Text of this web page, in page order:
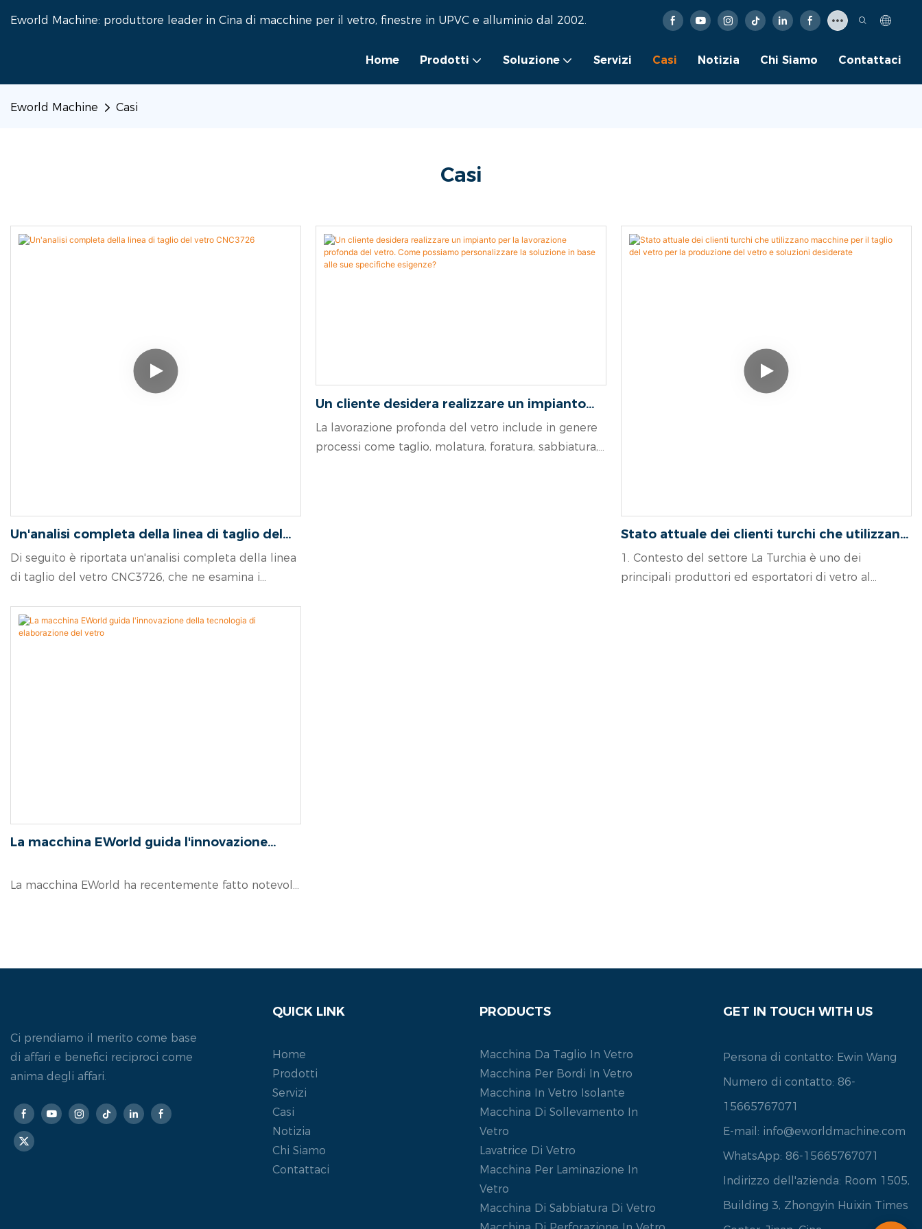
Eworld Machine: produttore leader in Cina di macchine per il vetro, finestre in UPVC e alluminio dal 2002.
Home Prodotti Soluzione Servizi Casi Notizia Chi Siamo Contattaci
Eworld Machine Casi
Casi
Un'analisi completa della linea di taglio del
vetro CNC3726
Di seguito è riportata un'analisi completa della linea
di taglio del vetro CNC3726, che ne esamina i
applicazioni nelle linee di produzione artigianale, i
benefici e il feedback dei clienti.
Un cliente desidera realizzare un impianto
per la lavorazione profonda del vetro. Come
possiamo personalizzare la soluzione in base
La lavorazione profonda del vetro include in genere
processi come taglio, molatura, foratura, sabbiatura,
Stato attuale dei clienti turchi che utilizzano
macchine per il taglio del vetro per la
produzione del vetro e soluzioni desiderate
1. Contesto del settore La Turchia è uno dei
principali produttori ed esportatori di vetro al
La macchina EWorld guida l'innovazione
La macchina EWorld ha recentemente fatto notevoli
Ci prendiamo il merito come base
di affari e benefici reciproci come
anima degli affari.
QUICK LINK
Home
Prodotti
Servizi
Casi
Notizia
Chi Siamo
Contattaci
PRODUCTS
Macchina Da Taglio In Vetro
Macchina Per Bordi In Vetro
Macchina In Vetro Isolante
Macchina Di Sollevamento In
Vetro
Lavatrice Di Vetro
Macchina Per Laminazione In
Vetro
Macchina Di Sabbiatura Di Vetro
GET IN TOUCH WITH US
Persona di contatto: Ewin Wang
Numero di contatto: 86-
15665767071
E-mail: info@eworldmachine.com
WhatsApp: 86-15665767071
Indirizzo dell'azienda: Room 1505,
Building 3, Zhongyin Huixin Times